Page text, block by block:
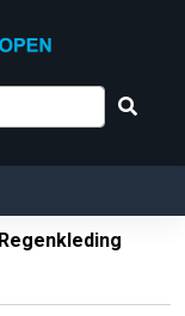
Regenkleding